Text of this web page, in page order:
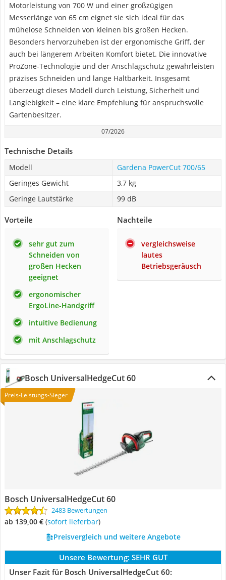
Motorleistung von 700 W und einer großzügigen
Messerlänge von 65 cm eignet sie sich ideal für das
mühelose Schneiden von kleinen bis großen Hecken.
Besonders hervorzuheben ist der ergonomische Griff, der
auch bei längerem Arbeiten Komfort bietet. Die innovative
ProZone-Technologie und der Anschlagschutz gewährleisten
präzises Schneiden und lange Haltbarkeit. Insgesamt
überzeugt dieses Modell durch Leistung, Sicherheit und
Langlebigkeit – eine klare Empfehlung für anspruchsvolle
Gartenbesitzer.
07/2026
Technische Details
Modell
Gardena PowerCut 700/65
Geringes Gewicht
3,7 kg
Geringe Lautstärke
99 dB
Vorteile
sehr gut zum
Schneiden von
großen Hecken
geeignet
ergonomischer
ErgoLine-Handgriff
intuitive Bedienung
mit Anschlagschutz
Nachteile
vergleichsweise
lautes
Betriebsgeräusch
Bosch UniversalHedgeCut 60
Preis-Leistungs-Sieger
Bosch UniversalHedgeCut 60
2483 Bewertungen
ab 139,00 € ( Sofort lieferbar)
Preisvergleich und weitere Angebote
Unsere Bewertung: SEHR GUT
Unser Fazit für Bosch UniversalHedgeCut 60: